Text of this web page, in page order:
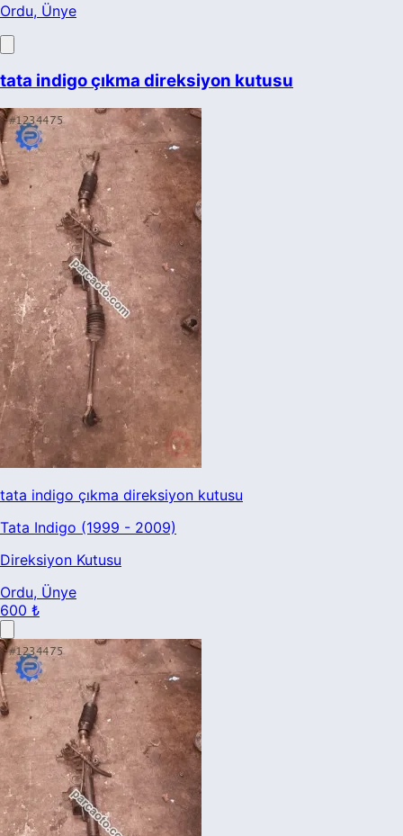
Ordu, Ünye
tata indigo çıkma direksiyon kutusu
tata indigo çıkma direksiyon kutusu
Tata Indigo (1999 - 2009)
Direksiyon Kutusu
Ordu, Ünye
600 ₺